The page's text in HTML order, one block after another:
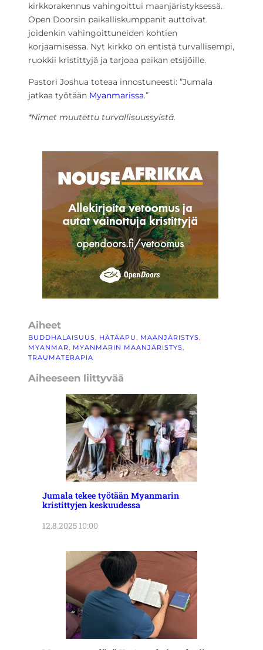
kirkkorakennus vahingoittui maanjäristyksessä.
Open Doorsin paikalliskumppanit auttoivat
joidenkin vahingoittuneiden kohtien
korjaamisessa. Nyt kirkko on entistä turvallisempi,
ruokkii kristittyjä ja tarjoaa paikan etsijöille.
Pastori Joshua toteaa innostuneesti: ”Jumala
jatkaa työtään Myanmarissa.”
*Nimet muutettu turvallisuussyistä.
Aiheet
BUDDHALAISUUS, HÄTÄAPU, MAANJÄRISTYS
MYANMAR, MYANMARIN MAANJÄRISTYS
TRAUMATERAPIA
Aiheeseen liittyvää
Jumala tekee työtään Myanmarin
kristittyjen keskuudessa
12.8.2025 10:00